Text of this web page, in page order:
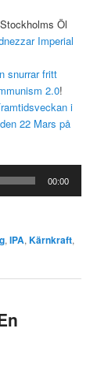
Öl
Imperial
snurrar fritt
2.0!
i
22 Mars på
00:00
,IPA,Kärnkraft,